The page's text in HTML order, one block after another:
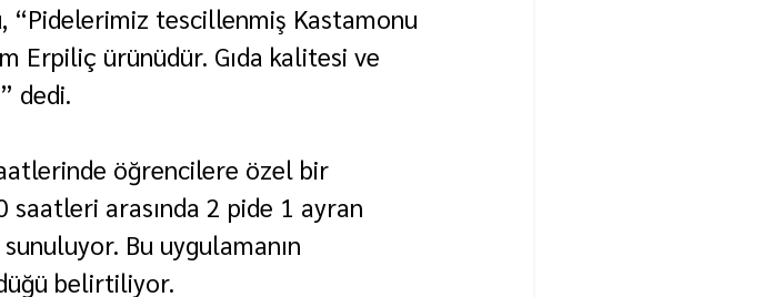
tescillenmiş Kastamonu
Erpiliç ürünüdür. Gıda kalitesi ve
dedi.
öğrencilere özel bir
arasında 2 pide 1 ayran
Bu uygulamanın
belirtiliyor.